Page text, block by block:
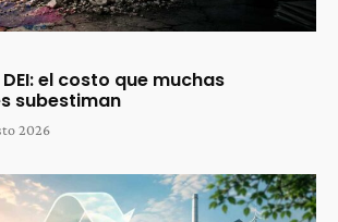
el costo que muchas
subestiman
2026